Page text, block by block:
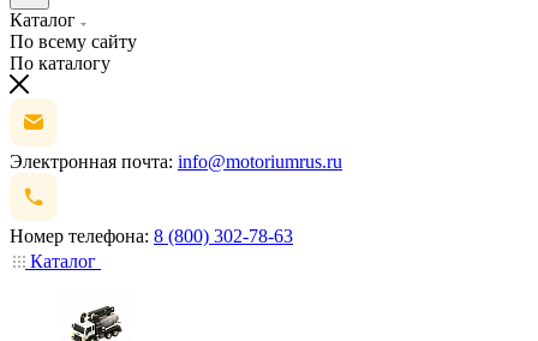
Каталог
По всему сайту
По каталогу
Электронная почта: info@motoriumrus.ru
Номер телефона: 8 (800) 302-78-63
Каталог